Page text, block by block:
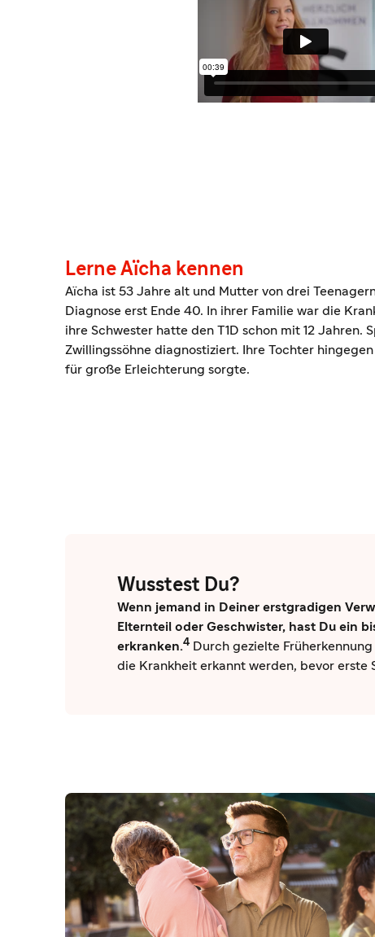
Lerne Aïcha kennen
Aïcha ist 53 Jahre alt und Mutter von drei
Diagnose erst Ende 40. In ihrer Familie war die
ihre Schwester hatte den T1D schon mit 12 Jahren.
Zwillingssöhne diagnostiziert. Ihre Tochter
für große Erleichterung sorgte.
Wusstest Du?
Wenn jemand in Deiner erstgradigen
Elternteil oder Geschwister, hast Du ein
erkranken.4 Durch gezielte
die Krankheit erkannt werden, bevor erste